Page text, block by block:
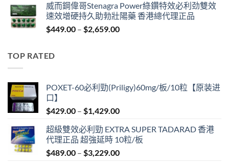
$429.00
through
$1,429.00
威而鋼偉哥Stenagra Power綠鑽特效必利劲雙效
速效增硬持久助勃壯陽藥 香港總代理正品
$449.00 – $2,659.00Price
TOP RATED
POXET-60必利勁(Priligy)60mg/板/10粒【原装进
口】
$429.00 – $1,429.00Price
$429.00
through
$1,429.00
超級雙效必利勁 EXTRA SUPER TADARAD 香港
代理正品 超強延時 10粒/板
$489.00 – $3,229.00Price